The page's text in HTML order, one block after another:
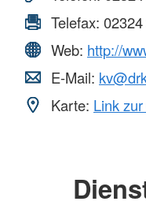
Telefax:
Web: http://
E-Mail:
Karte: Link